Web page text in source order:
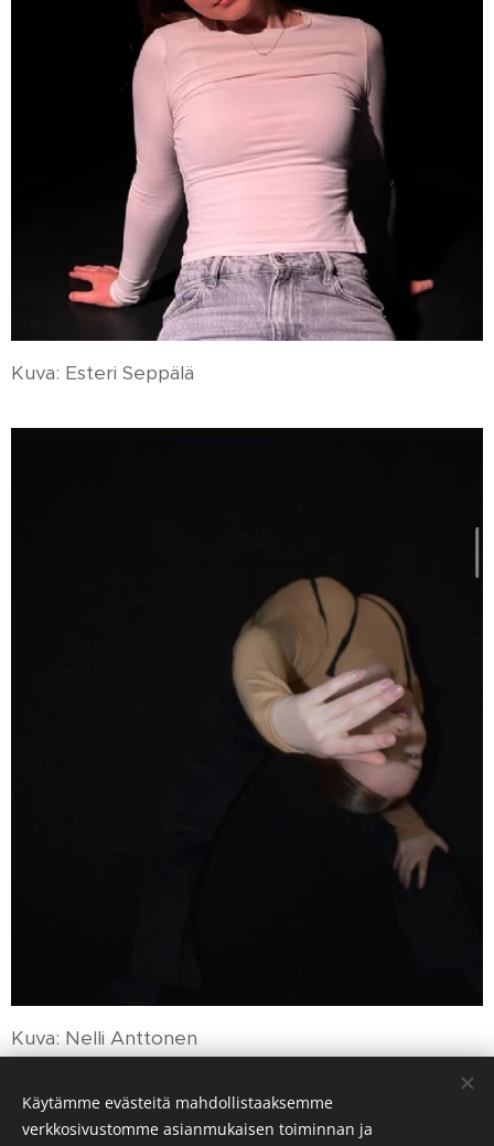
Kuva: Esteri Seppälä
Kuva: Nelli Anttonen
Käytämme evästeitä mahdollistaaksemme
verkkosivustomme asianmukaisen toiminnan ja